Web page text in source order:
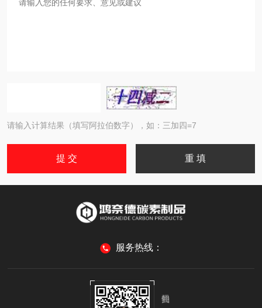
请输入计算结果（填写阿拉伯数字），如：三加四=7
服务热线：